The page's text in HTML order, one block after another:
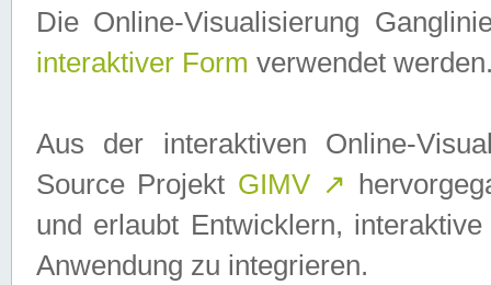
Die Online-Visualisierung
interaktiver Form verwendet
Aus der interaktiven Online-
Source Projekt GIMV ↗
und erlaubt Entwicklern,
Anwendung zu integrieren.